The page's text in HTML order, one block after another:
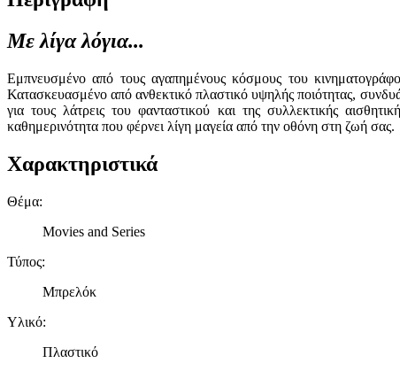
Με λίγα λόγια...
Εμπνευσμένο από τους αγαπημένους κόσμους του
Κατασκευασμένο από ανθεκτικό πλαστικό υψηλής ποιότητας,
για τους λάτρεις του φανταστικού και της συλλεκτικής
καθημερινότητα που φέρνει λίγη μαγεία από την οθόνη στη ζωή σας.
Χαρακτηριστικά
Θέμα:
Movies and Series
Τύπος:
Μπρελόκ
Υλικό:
Πλαστικό